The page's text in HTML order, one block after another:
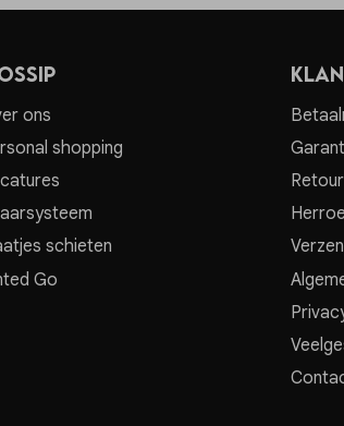
ons
shopping
schieten
Go